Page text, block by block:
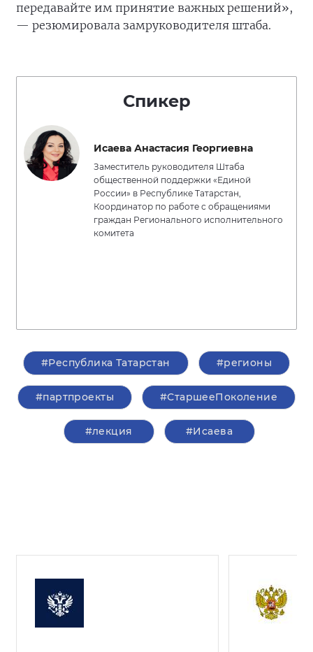
передавайте им принятие важных решений»,
— резюмировала замруководителя штаба.
Спикер
Исаева Анастасия Георгиевна
Заместитель руководителя Штаба
общественной поддержки «Единой
России» в Республике Татарстан,
Координатор по работе с обращениями
граждан Регионального исполнительного
комитета
#Республика Татарстан #регионы
#партпроекты #СтаршееПоколение
#лекция #Исаева